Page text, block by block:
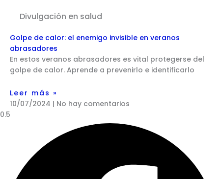
Divulgación en salud
Golpe de calor: el enemigo invisible en veranos
abrasadores
En estos veranos abrasadores es vital protegerse del
golpe de calor. Aprende a prevenirlo e identificarlo
Leer más »
10/07/2024
No hay comentarios